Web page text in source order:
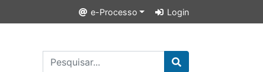
e-Processo Login